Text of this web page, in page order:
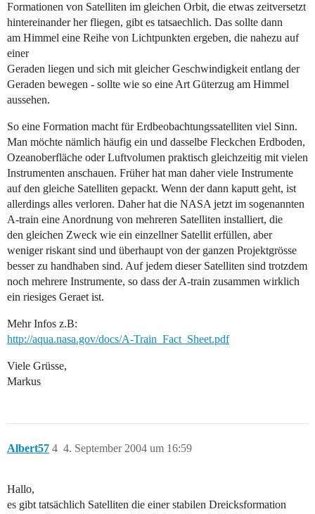
Formationen von Satelliten im gleichen Orbit, die etwas zeitversetzt
hintereinander her fliegen, gibt es tatsaechlich. Das sollte dann
am Himmel eine Reihe von Lichtpunkten ergeben, die nahezu auf
einer
Geraden liegen und sich mit gleicher Geschwindigkeit entlang der
Geraden bewegen - sollte wie so eine Art Güterzug am Himmel
aussehen.
So eine Formation macht für Erdbeobachtungssatelliten viel Sinn.
Man möchte nämlich häufig ein und dasselbe Fleckchen Erdboden,
Ozeanoberfläche oder Luftvolumen praktisch gleichzeitig mit vielen
Instrumenten anschauen. Früher hat man daher viele Instrumente
auf den gleiche Satelliten gepackt. Wenn der dann kaputt geht, ist
allerdings alles verloren. Daher hat die NASA jetzt im sogenannten
A-train eine Anordnung von mehreren Satelliten installiert, die
den gleichen Zweck wie ein einzellner Satellit erfüllen, aber
weniger riskant sind und überhaupt von der ganzen Projektgrösse
besser zu handhaben sind. Auf jedem dieser Satelliten sind trotzdem
noch mehrere Instrumente, so dass der A-train zusammen wirklich
ein riesiges Geraet ist.
Mehr Infos z.B:
http://aqua.nasa.gov/docs/A-Train_Fact_Sheet.pdf
Viele Grüsse,
Markus
Albert57 4. September 2004 um 16:59
4
Hallo,
es gibt tatsächlich Satelliten die einer stabilen Dreicksformation